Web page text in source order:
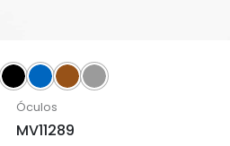
Óculos
MV11289